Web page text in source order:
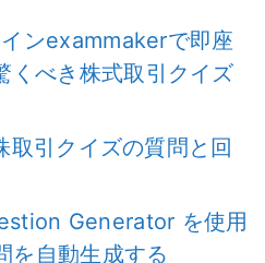
ンexammakerで即座
くべき株式取引クイズ
取引クイズの質問と回
Generator を使用
を自動生成する